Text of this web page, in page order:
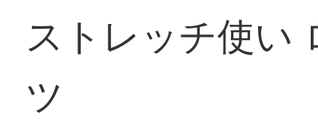
ストレッチ使い
ツ